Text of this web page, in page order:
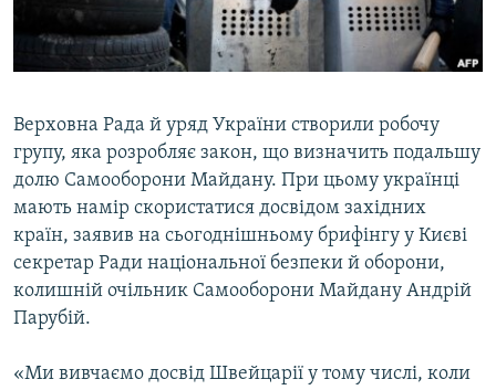
ВІДЕОУРОКИ «ELIFBE»
СВІДЧЕННЯ ОКУПАЦІЇ
Русский
Qırımtatar
ДОЛУЧАЙСЯ!
Усі сайти RFE/RL
Верховна Рада й уряд України створили робочу
групу, яка розробляє закон, що визначить подальшу
долю Самооборони Майдану. При цьому українці
мають намір скористатися досвідом західних
країн, заявив на сьогоднішньому брифінгу у Києві
секретар Ради національної безпеки й оборони,
колишній очільник Самооборони Майдану Андрій
Парубій.
«Ми вивчаємо досвід Швейцарії у тому числі, коли